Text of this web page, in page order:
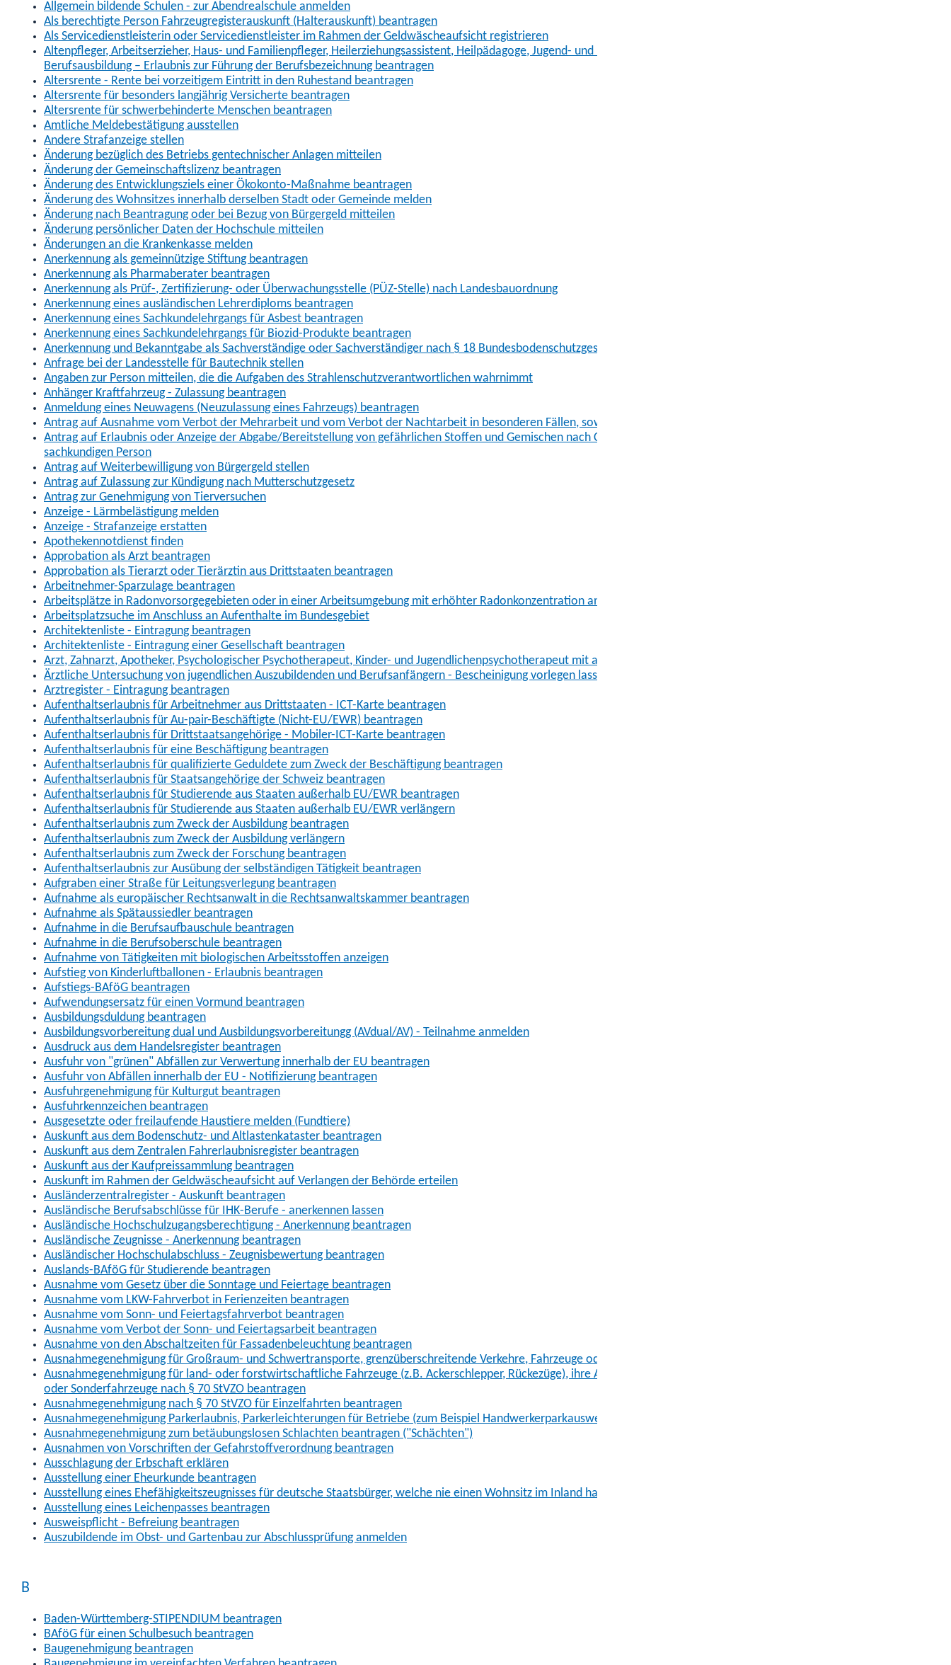
Allgemein bildende Schulen - zur Abendrealschule anmelden
Als berechtigte Person Fahrzeugregisterauskunft (Halterauskunft) beantragen
Als Servicedienstleisterin oder Servicedienstleister im Rahmen der Geldwäscheaufsicht registrieren
Altenpfleger, Arbeitserzieher, Haus- und Familienpfleger, Heilerziehungsassistent, Heilpädagoge, Jugend- und Heimerzieher, Sozialarbeiter, Sozialpädagoge mit ausländischer
Berufsausbildung – Erlaubnis zur Führung der Berufsbezeichnung beantragen
Altersrente - Rente bei vorzeitigem Eintritt in den Ruhestand beantragen
Altersrente für besonders langjährig Versicherte beantragen
Altersrente für schwerbehinderte Menschen beantragen
Amtliche Meldebestätigung ausstellen
Andere Strafanzeige stellen
Änderung bezüglich des Betriebs gentechnischer Anlagen mitteilen
Änderung der Gemeinschaftslizenz beantragen
Änderung des Entwicklungsziels einer Ökokonto-Maßnahme beantragen
Änderung des Wohnsitzes innerhalb derselben Stadt oder Gemeinde melden
Änderung nach Beantragung oder bei Bezug von Bürgergeld mitteilen
Änderung persönlicher Daten der Hochschule mitteilen
Änderungen an die Krankenkasse melden
Anerkennung als gemeinnützige Stiftung beantragen
Anerkennung als Pharmaberater beantragen
Anerkennung als Prüf-, Zertifizierung- oder Überwachungsstelle (PÜZ-Stelle) nach Landesbauordnung
Anerkennung eines ausländischen Lehrerdiploms beantragen
Anerkennung eines Sachkundelehrgangs für Asbest beantragen
Anerkennung eines Sachkundelehrgangs für Biozid-Produkte beantragen
Anerkennung und Bekanntgabe als Sachverständige oder Sachverständiger nach § 18 Bundesbodenschutzgesetz
Anfrage bei der Landesstelle für Bautechnik stellen
Angaben zur Person mitteilen, die die Aufgaben des Strahlenschutzverantwortlichen wahrnimmt
Anhänger Kraftfahrzeug - Zulassung beantragen
Anmeldung eines Neuwagens (Neuzulassung eines Fahrzeugs) beantragen
Antrag auf Ausnahme vom Verbot der Mehrarbeit und vom Verbot der Nachtarbeit in besonderen Fällen, sowie der Art der Arbeit und dem Arbeitstempo
Antrag auf Erlaubnis oder Anzeige der Abgabe/Bereitstellung von gefährlichen Stoffen und Gemischen nach ChemVerbotsV sowie Änderungsanzeigen bei Wechsel der
sachkundigen Person
Antrag auf Weiterbewilligung von Bürgergeld stellen
Antrag auf Zulassung zur Kündigung nach Mutterschutzgesetz
Antrag zur Genehmigung von Tierversuchen
Anzeige - Lärmbelästigung melden
Anzeige - Strafanzeige erstatten
Apothekennotdienst finden
Approbation als Arzt beantragen
Approbation als Tierarzt oder Tierärztin aus Drittstaaten beantragen
Arbeitnehmer-Sparzulage beantragen
Arbeitsplätze in Radonvorsorgegebieten oder in einer Arbeitsumgebung mit erhöhter Radonkonzentration anmelden
Arbeitsplatzsuche im Anschluss an Aufenthalte im Bundesgebiet
Architektenliste - Eintragung beantragen
Architektenliste - Eintragung einer Gesellschaft beantragen
Arzt, Zahnarzt, Apotheker, Psychologischer Psychotherapeut, Kinder- und Jugendlichenpsychotherapeut mit ausländischer Berufsausbildung – Approbation beantragen
Ärztliche Untersuchung von jugendlichen Auszubildenden und Berufsanfängern - Bescheinigung vorlegen lassen
Arztregister - Eintragung beantragen
Aufenthaltserlaubnis für Arbeitnehmer aus Drittstaaten - ICT-Karte beantragen
Aufenthaltserlaubnis für Au-pair-Beschäftigte (Nicht-EU/EWR) beantragen
Aufenthaltserlaubnis für Drittstaatsangehörige - Mobiler-ICT-Karte beantragen
Aufenthaltserlaubnis für eine Beschäftigung beantragen
Aufenthaltserlaubnis für qualifizierte Geduldete zum Zweck der Beschäftigung beantragen
Aufenthaltserlaubnis für Staatsangehörige der Schweiz beantragen
Aufenthaltserlaubnis für Studierende aus Staaten außerhalb EU/EWR beantragen
Aufenthaltserlaubnis für Studierende aus Staaten außerhalb EU/EWR verlängern
Aufenthaltserlaubnis zum Zweck der Ausbildung beantragen
Aufenthaltserlaubnis zum Zweck der Ausbildung verlängern
Aufenthaltserlaubnis zum Zweck der Forschung beantragen
Aufenthaltserlaubnis zur Ausübung der selbständigen Tätigkeit beantragen
Aufgraben einer Straße für Leitungsverlegung beantragen
Aufnahme als europäischer Rechtsanwalt in die Rechtsanwaltskammer beantragen
Aufnahme als Spätaussiedler beantragen
Aufnahme in die Berufsaufbauschule beantragen
Aufnahme in die Berufsoberschule beantragen
Aufnahme von Tätigkeiten mit biologischen Arbeitsstoffen anzeigen
Aufstieg von Kinderluftballonen - Erlaubnis beantragen
Aufstiegs-BAföG beantragen
Aufwendungsersatz für einen Vormund beantragen
Ausbildungsduldung beantragen
Ausbildungsvorbereitung dual und Ausbildungsvorbereitungg (AVdual/AV) - Teilnahme anmelden
Ausdruck aus dem Handelsregister beantragen
Ausfuhr von "grünen" Abfällen zur Verwertung innerhalb der EU beantragen
Ausfuhr von Abfällen innerhalb der EU - Notifizierung beantragen
Ausfuhrgenehmigung für Kulturgut beantragen
Ausfuhrkennzeichen beantragen
Ausgesetzte oder freilaufende Haustiere melden (Fundtiere)
Auskunft aus dem Bodenschutz- und Altlastenkataster beantragen
Auskunft aus dem Zentralen Fahrerlaubnisregister beantragen
Auskunft aus der Kaufpreissammlung beantragen
Auskunft im Rahmen der Geldwäscheaufsicht auf Verlangen der Behörde erteilen
Ausländerzentralregister - Auskunft beantragen
Ausländische Berufsabschlüsse für IHK-Berufe - anerkennen lassen
Ausländische Hochschulzugangsberechtigung - Anerkennung beantragen
Ausländische Zeugnisse - Anerkennung beantragen
Ausländischer Hochschulabschluss - Zeugnisbewertung beantragen
Auslands-BAföG für Studierende beantragen
Ausnahme vom Gesetz über die Sonntage und Feiertage beantragen
Ausnahme vom LKW-Fahrverbot in Ferienzeiten beantragen
Ausnahme vom Sonn- und Feiertagsfahrverbot beantragen
Ausnahme vom Verbot der Sonn- und Feiertagsarbeit beantragen
Ausnahme von den Abschaltzeiten für Fassadenbeleuchtung beantragen
Ausnahmegenehmigung für Großraum- und Schwertransporte, grenzüberschreitende Verkehre, Fahrzeuge oder Fahrzeugkombinationen nach § 70 StVZO beantragen
Ausnahmegenehmigung für land- oder forstwirtschaftliche Fahrzeuge (z.B. Ackerschlepper, Rückezüge), ihre Anhänger, Arbeitsmaschinen (z.B. Gabelstapler, Mähdrescher)
oder Sonderfahrzeuge nach § 70 StVZO beantragen
Ausnahmegenehmigung nach § 70 StVZO für Einzelfahrten beantragen
Ausnahmegenehmigung Parkerlaubnis, Parkerleichterungen für Betriebe (zum Beispiel Handwerkerparkausweis)
Ausnahmegenehmigung zum betäubungslosen Schlachten beantragen ("Schächten")
Ausnahmen von Vorschriften der Gefahrstoffverordnung beantragen
Ausschlagung der Erbschaft erklären
Ausstellung einer Eheurkunde beantragen
Ausstellung eines Ehefähigkeitszeugnisses für deutsche Staatsbürger, welche nie einen Wohnsitz im Inland hatten
Ausstellung eines Leichenpasses beantragen
Ausweispflicht - Befreiung beantragen
Auszubildende im Obst- und Gartenbau zur Abschlussprüfung anmelden
B
Baden-Württemberg-STIPENDIUM beantragen
BAföG für einen Schulbesuch beantragen
Baugenehmigung beantragen